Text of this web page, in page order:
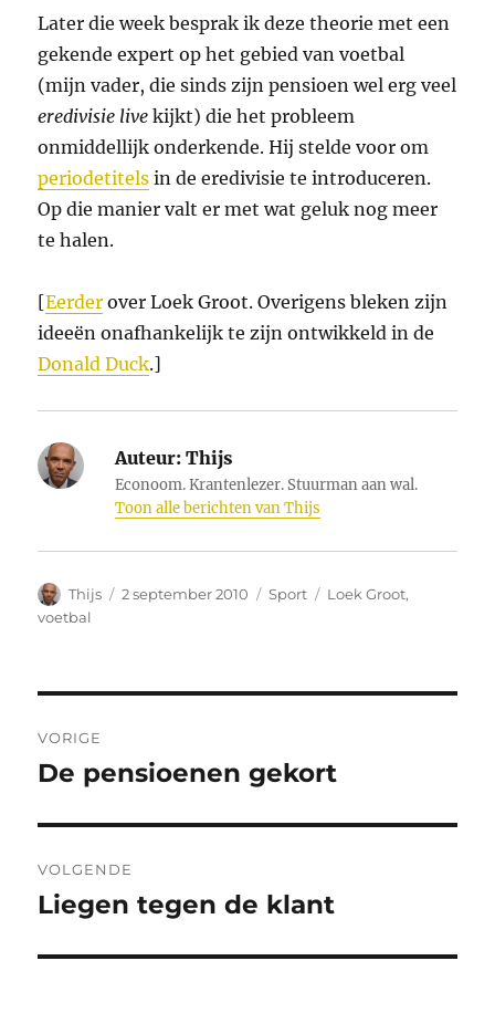
Later die week besprak ik deze theorie met een
gekende expert op het gebied van voetbal
(mijn vader, die sinds zijn pensioen wel erg veel
eredivisie live kijkt) die het probleem
onmiddellijk onderkende. Hij stelde voor om
periodetitels in de eredivisie te introduceren.
Op die manier valt er met wat geluk nog meer
te halen.
[Eerder over Loek Groot. Overigens bleken zijn
ideeën onafhankelijk te zijn ontwikkeld in de
Donald Duck.]
Auteur: Thijs
Econoom. Krantenlezer. Stuurman aan wal.
Toon alle berichten van Thijs
Auteur
Thijs
Geplaatst
2 september 2010 Categorieën
Sport Tags
Loek Groot,
voetbal
navigatie
VORIGE
Vorig
De pensioenen gekort
VOLGENDE
Volgend
Liegen tegen de klant